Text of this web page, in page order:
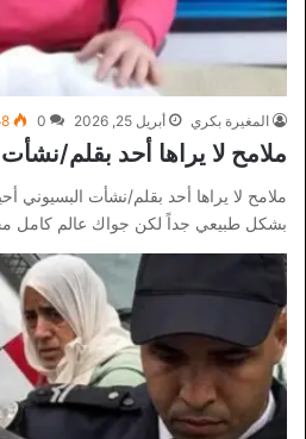
المغيرة بكري أبريل 25, 2026 0
ملامح لا يراها أحد بقلم/
ملامح لا يراها أحد بقلم/نشأت البسيوني
بشكل طبيعي جداً لكن جواك عالم